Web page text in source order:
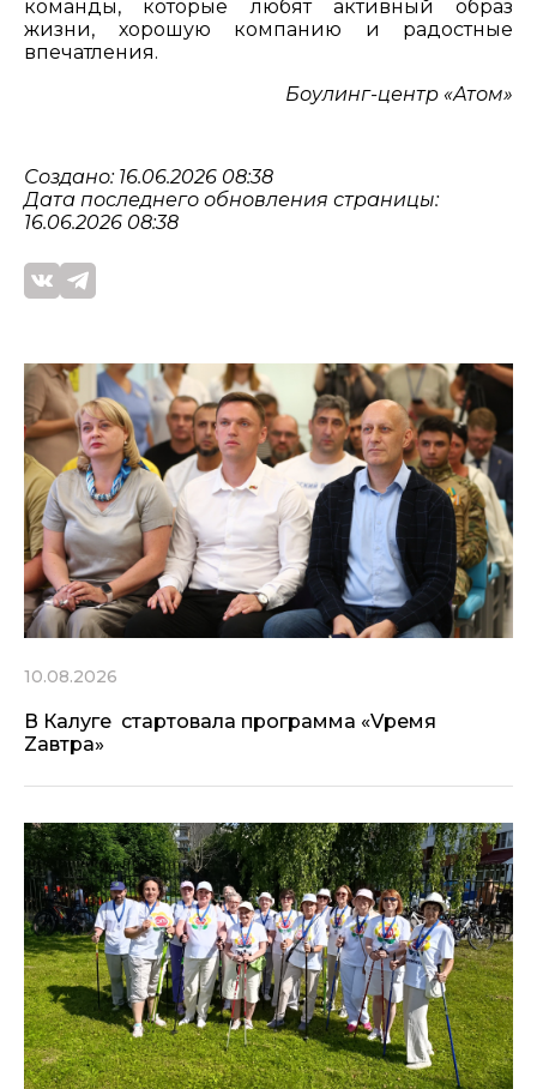
команды, которые любят активный образ
жизни, хорошую компанию и радостные
впечатления.
Боулинг-центр «Атом»
Создано: 16.06.2026 08:38
Дата последнего обновления страницы:
16.06.2026 08:38
10.08.2026
В Калуге стартовала программа «Vремя
Zавтра»